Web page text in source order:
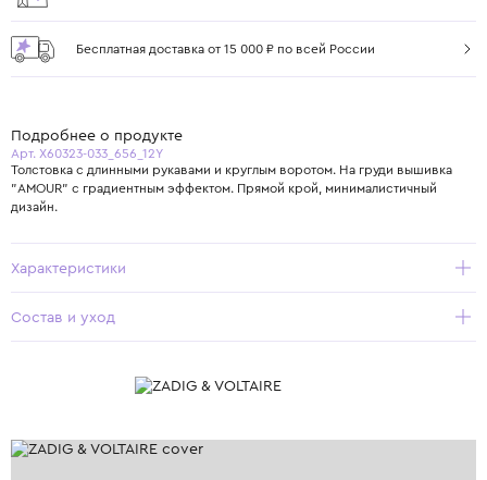
Бесплатная доставка от 15 000 ₽ по всей России
Подробнее о продукте
Арт. X60323-033_656_12Y
Толстовка с длинными рукавами и круглым воротом. На груди вышивка
"AMOUR" с градиентным эффектом. Прямой крой, минималистичный
дизайн.
Характеристики
Состав и уход